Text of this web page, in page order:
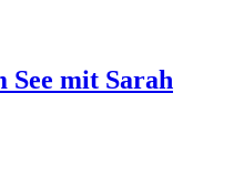
See mit Sarah